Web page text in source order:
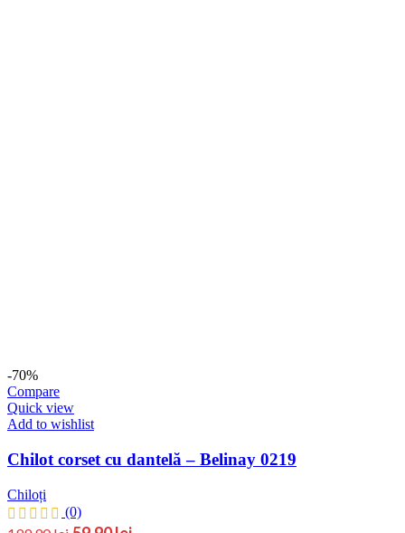
-70%
Compare
Quick view
Add to wishlist
Chilot corset cu dantelă – Belinay 0219
Chiloți
(0)